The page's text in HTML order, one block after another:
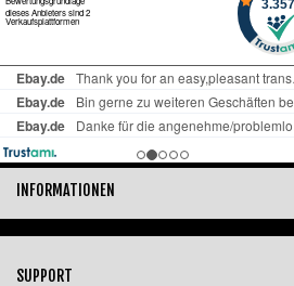
INFORMATIONEN
SUPPORT